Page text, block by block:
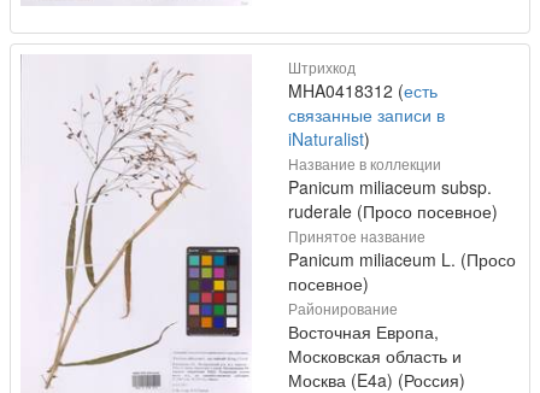
Штрихкод
MHA0418312 (есть
связанные записи в
iNaturalist)
Название в коллекции
Panicum miliaceum subsp.
ruderale (Просо посевное)
Принятое название
Panicum miliaceum L. (Просо
посевное)
Районирование
Восточная Европа,
Московская область и
Москва (E4a) (Россия)